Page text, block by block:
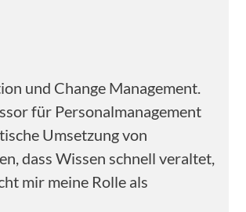
und Change Management.
für Personalmanagement
Umsetzung von
dass Wissen schnell veraltet,
mir meine Rolle als